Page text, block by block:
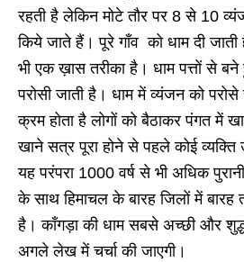
रहती है लेकिन मोटे तौर पर 8 से 10
किये जाते हैं। पूरे गाँव को धाम दी
भी एक ख़ास तरीका है। धाम पत्तों से बने
परोसी जाती है। धाम में व्यंजन को
क्रम होता है लोगों को बैठाकर पंगत में
खाने सत्र पूरा होने से पहले कोई
यह परंपरा 1000 वर्ष से भी अधिक
के साथ हिमाचल के बारह जिलों में बारह
है। काँगड़ा की धाम सबसे अच्छी और
अगले लेख में चर्चा की जाएगी।